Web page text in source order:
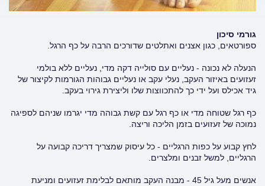
גורמי סיכון
ספורטאים, כגון אצנים ואתלטים שדורכים הרבה על כף הרגל.
הנעלה לא נכונה - נעליים עם סולייה דקה מדי, נעליים ללא בולמי
זעזועים באיזור העקב, נעלי עקב או נעליים גבוהות הגורמות לקיצור של
גיד אכילס ועל ידי כך להתכווצות שלו וליצירת גירוי בעקב.
כף רגל שטוחה מדי או כף רגל עם קשת גבוהה מדי יגרמו שניהם לספיגה
נמוכה של זעזועים בזמן הליכה וריצה.
לחץ קבוע על כפות הרגליים - כל עיסוק שמצריך דריכה קבועה על
הרגליים, למשל זבנים ומלצרים.
אנשים מעל גיל 45 - מבנה העקב מותאם לבלימת זעזועים ומניעת